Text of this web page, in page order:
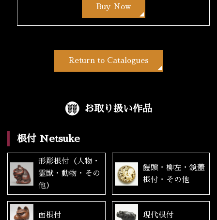
Buy Now
Return to Catalogues
お取り扱い作品
根付 Netsuke
形彫根付（人物・
霊獣・動物・その
他）
饅頭・柳左・鏡蓋
根付・その他
面根付 現代根付